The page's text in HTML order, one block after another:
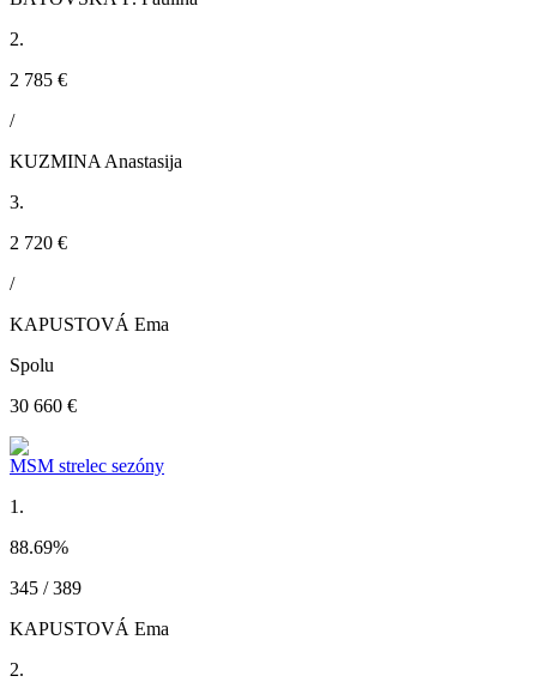
2.
2 785 €
/
KUZMINA Anastasija
3.
2 720 €
/
KAPUSTOVÁ Ema
Spolu
30 660 €
MSM strelec sezóny
1.
88.69%
345 / 389
KAPUSTOVÁ Ema
2.